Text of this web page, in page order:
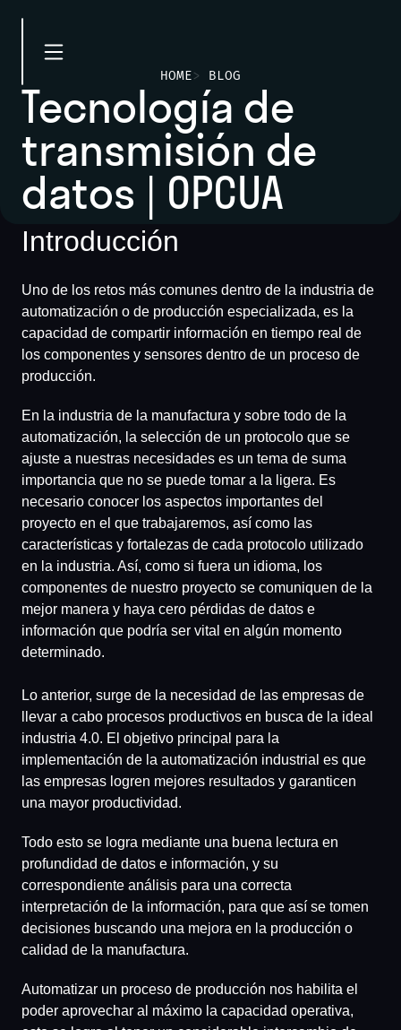
HOME> BLOG
Tecnología de
transmisión de
datos | OPCUA
Introducción
Uno de los retos más comunes dentro de la industria de
automatización o de producción especializada, es la
capacidad de compartir información en tiempo real de
los componentes y sensores dentro de un proceso de
producción.
En la industria de la manufactura y sobre todo de la
automatización, la selección de un protocolo que se
ajuste a nuestras necesidades es un tema de suma
importancia que no se puede tomar a la ligera. Es
necesario conocer los aspectos importantes del
proyecto en el que trabajaremos, así como las
características y fortalezas de cada protocolo utilizado
en la industria. Así, como si fuera un idioma, los
componentes de nuestro proyecto se comuniquen de la
mejor manera y haya cero pérdidas de datos e
información que podría ser vital en algún momento
determinado.
Lo anterior, surge de la necesidad de las empresas de
llevar a cabo procesos productivos en busca de la ideal
industria 4.0. El objetivo principal para la
implementación de la automatización industrial es que
las empresas logren mejores resultados y garanticen
una mayor productividad.
Todo esto se logra mediante una buena lectura en
profundidad de datos e información, y su
correspondiente análisis para una correcta
interpretación de la información, para que así se tomen
decisiones buscando una mejora en la producción o
calidad de la manufactura.
Automatizar un proceso de producción nos habilita el
poder aprovechar al máximo la capacidad operativa,